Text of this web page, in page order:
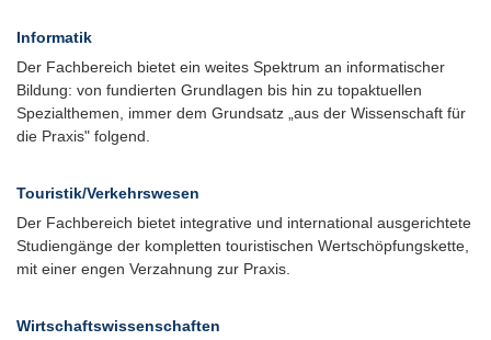
Informatik
Der Fachbereich bietet ein weites Spektrum an informatischer
Bildung: von fundierten Grundlagen bis hin zu topaktuellen
Spezialthemen, immer dem Grundsatz „aus der Wissenschaft für
die Praxis" folgend.
Touristik/Verkehrswesen
Der Fachbereich bietet integrative und international ausgerichtete
Studiengänge der kompletten touristischen Wertschöpfungskette,
mit einer engen Verzahnung zur Praxis.
Wirtschaftswissenschaften